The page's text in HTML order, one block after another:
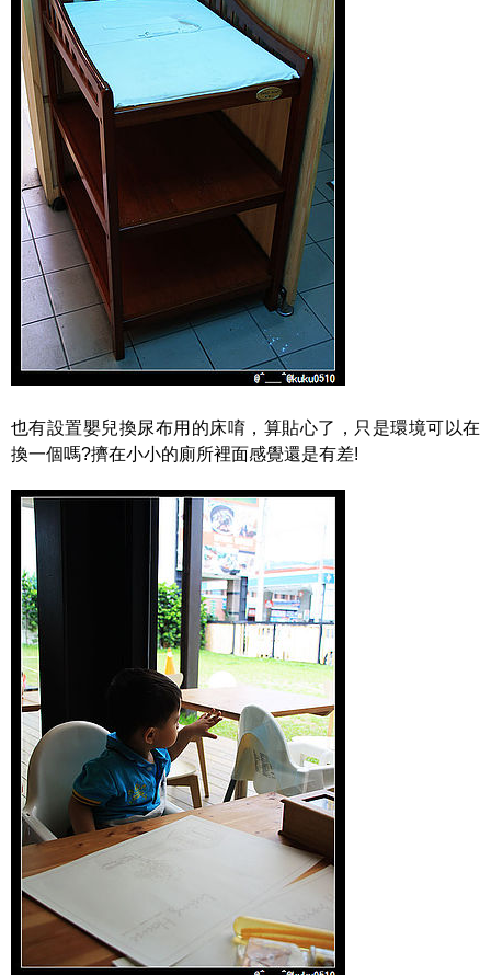
也有設置嬰兒換尿布用的床唷，算貼心了，只是環境可以在
換一個嗎?擠在小小的廁所裡面感覺還是有差!